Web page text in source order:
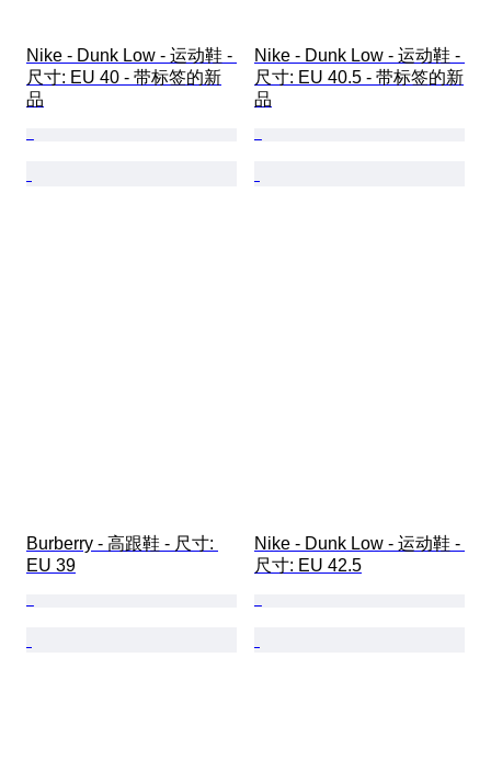
Nike - Dunk Low - 运动鞋 -
尺寸: EU 40 - 带标签的新
品
Nike - Dunk Low - 运动鞋 -
尺寸: EU 40.5 - 带标签的新
品
Burberry - 高跟鞋 - 尺寸:
EU 39
Nike - Dunk Low - 运动鞋 -
尺寸: EU 42.5